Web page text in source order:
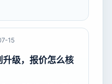
15
级，报价怎么核